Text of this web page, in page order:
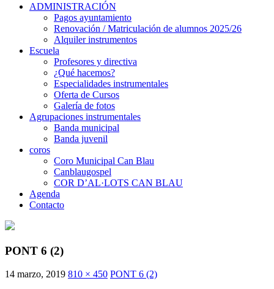
ADMINISTRACIÓN
Pagos ayuntamiento
Renovación / Matriculación de alumnos 2025/26
Alquiler instrumentos
Escuela
Profesores y directiva
¿Qué hacemos?
Especialidades instrumentales
Oferta de Cursos
Galería de fotos
Agrupaciones instrumentales
Banda municipal
Banda juvenil
coros
Coro Municipal Can Blau
Canblaugospel
COR D’AL·LOTS CAN BLAU
Agenda
Contacto
PONT 6 (2)
14 marzo, 2019 810 × 450 PONT 6 (2)